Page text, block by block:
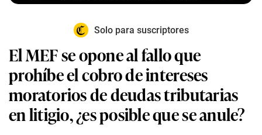
Solo para suscriptores
El MEF se opone al fallo que
prohíbe el cobro de intereses
moratorios de deudas tributarias
en litigio, ¿es posible que se anule?